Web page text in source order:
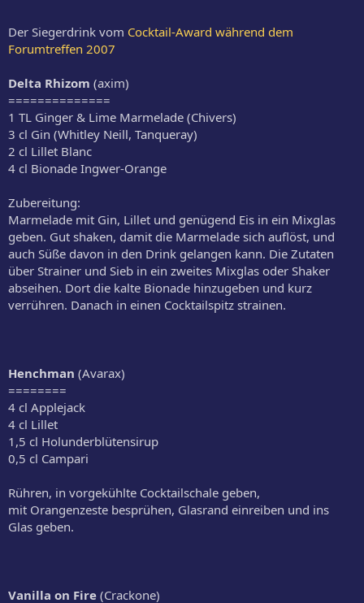
Der Siegerdrink vom Cocktail-Award während dem
Forumtreffen 2007
Delta Rhizom (axim)
==============
1 TL Ginger & Lime Marmelade (Chivers)
3 cl Gin (Whitley Neill, Tanqueray)
2 cl Lillet Blanc
4 cl Bionade Ingwer-Orange
Zubereitung:
Marmelade mit Gin, Lillet und genügend Eis in ein Mixglas
geben. Gut shaken, damit die Marmelade sich auflöst, und
auch Süße davon in den Drink gelangen kann. Die Zutaten
über Strainer und Sieb in ein zweites Mixglas oder Shaker
abseihen. Dort die kalte Bionade hinzugeben und kurz
verrühren. Danach in einen Cocktailspitz strainen.
Henchman (Avarax)
========
4 cl Applejack
4 cl Lillet
1,5 cl Holunderblütensirup
0,5 cl Campari
Rühren, in vorgekühlte Cocktailschale geben,
mit Orangenzeste besprühen, Glasrand einreiben und ins
Glas geben.
Vanilla on Fire (Crackone)